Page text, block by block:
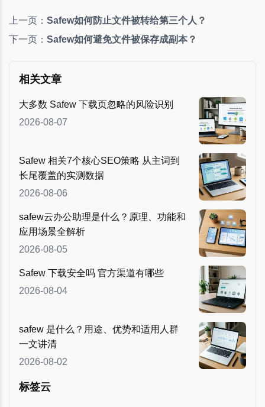
上一页： Safew如何防止文件被转给第三个人？
下一页： Safew如何避免文件被保存成副本？
相关文章
大多数 Safew 下载页忽略的风险识别
2026-08-07
Safew 相关7个核心SEO策略 从主词到
长尾覆盖的实测数据
2026-08-06
safew云办公助理是什么？原理、功能和
应用场景全解析
2026-08-05
Safew 下载安全吗 官方渠道有哪些
2026-08-04
safew 是什么？用途、优势和适用人群
一文讲清
2026-08-02
标签云